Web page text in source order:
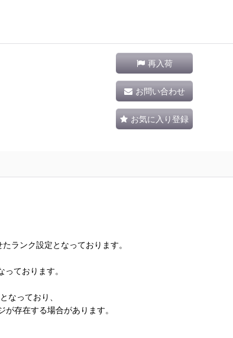
再入荷
お問い合わせ
お気に入り登録
ランク設定となっております。
ております。
なっており、
存在する場合があります。